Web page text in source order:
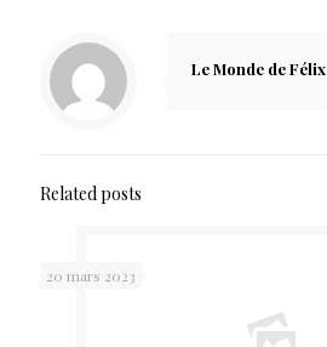
Le Monde de Félix
Related posts
20 mars 2023